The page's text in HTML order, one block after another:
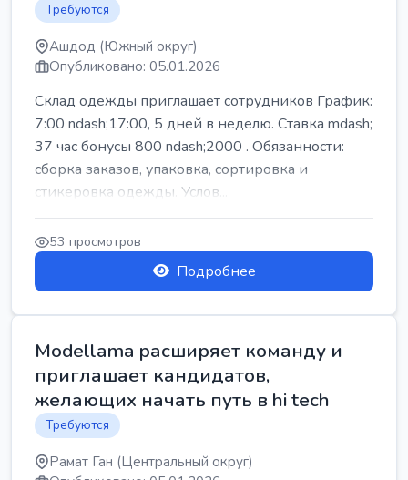
Требуются
Ашдод (Южный округ)
Опубликовано: 05.01.2026
Склад одежды приглашает сотрудников График:
7:00 ndash;17:00, 5 дней в неделю. Ставка mdash;
37 час бонусы 800 ndash;2000 . Обязанности:
сборка заказов, упаковка, сортировка и
стикеровка одежды. Услов...
53 просмотров
Подробнее
Modellama расширяет команду и
приглашает кандидатов,
желающих начать путь в hi tech
Требуются
Рамат Ган (Центральный округ)